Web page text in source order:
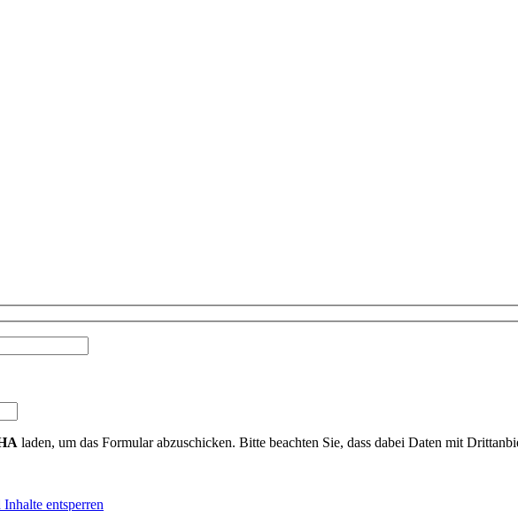
laden, um das Formular abzuschicken. Bitte beachten Sie, dass dabei Daten mit
entsperren